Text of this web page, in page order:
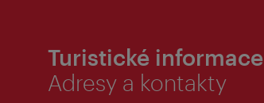
Turistické informace
Adresy a kontakty